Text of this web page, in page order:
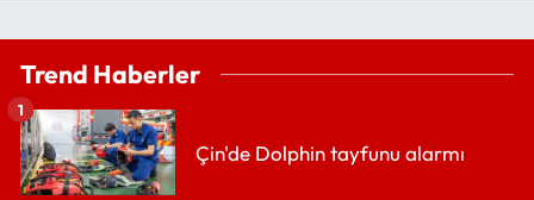
Trend Haberler
Çin'de Dolphin tayfunu alarmı
1